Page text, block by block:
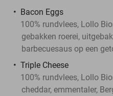
Bacon Eggs
100% rundvlees, Lollo
gebakken roerei,
barbecuesaus op een
Triple Cheese
100% rundvlees, Lollo
cheddar, emmentaler,